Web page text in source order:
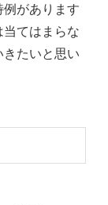
があります
てはまらな
たいと思い